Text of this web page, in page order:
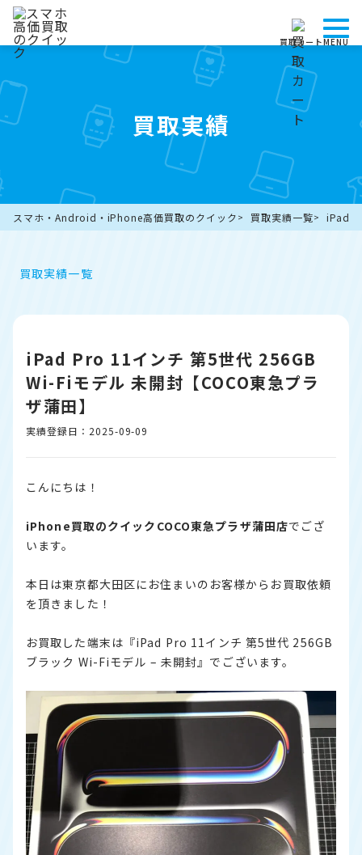
買取カートMENU
買取実績
スマホ・Android・iPhone高価買取のクイック 買取実績一覧 iPad
買取実績一覧
iPad Pro 11インチ 第5世代 256GB
Wi-Fiモデル 未開封【COCO東急プラ
ザ蒲田】
実績登録日：2025-09-09
こんにちは！
iPhone買取のクイックCOCO東急プラザ蒲田店でござ
います。
本日は東京都大田区にお住まいのお客様からお買取依頼
を頂きました！
お買取した端末は『iPad Pro 11インチ 第5世代 256GB
ブラック Wi-Fiモデル – 未開封』でございます。